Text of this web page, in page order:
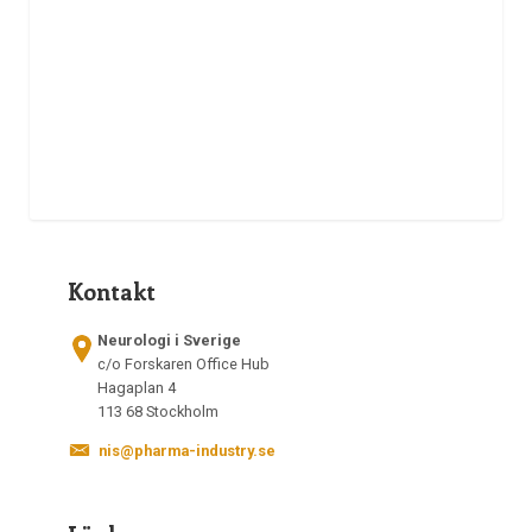
Kontakt
Neurologi i Sverige
c/o Forskaren Office Hub
Hagaplan 4
113 68 Stockholm
nis@pharma-industry.se